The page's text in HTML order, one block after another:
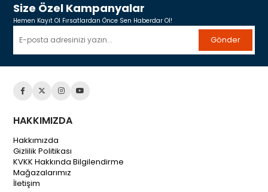
Size Özel Kampanyalar
Hemen Kayıt Ol Fırsatlardan Önce Sen Haberdar Ol!
Gönder
HAKKIMIZDA
Hakkımızda
Gizlilik Politikası
KVKK Hakkında Bilgilendirme
Mağazalarımız
İletişim